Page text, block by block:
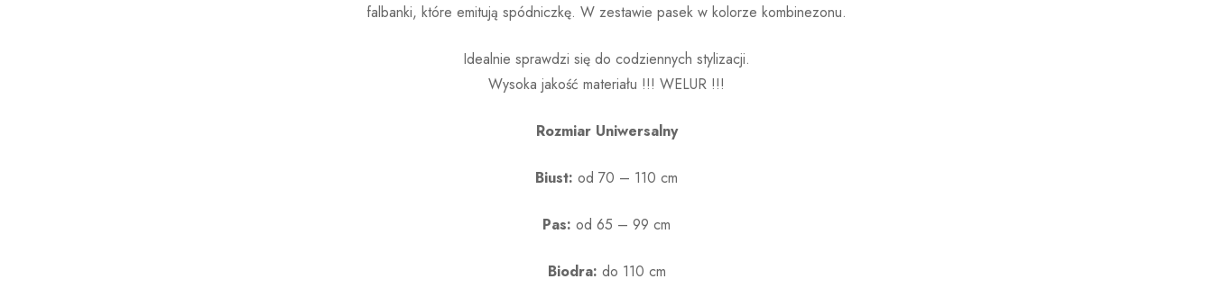
falbanki, które emitują spódniczkę. W zestawie pasek w kolorze kombinezonu.
Idealnie sprawdzi się do codziennych stylizacji.
Wysoka jakość materiału !!! WELUR !!!
Rozmiar Uniwersalny
Biust: od 70 – 110 cm
Pas: od 65 – 99 cm
Biodra: do 110 cm